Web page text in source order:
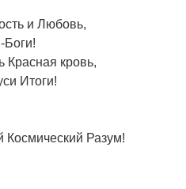
и Любовь,
Боги!
Красная кровь,
Итоги!
Разум!